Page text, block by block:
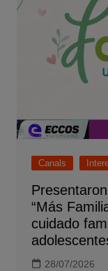
Canals
“Más
cuidado
28/07/2026